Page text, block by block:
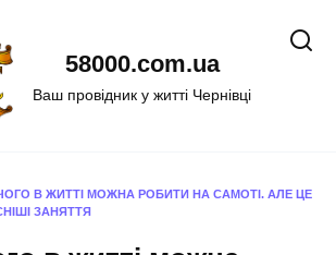
58000.com.ua
Ваш провідник у житті Чернівці
В ЖИТТІ МОЖНА РОБИТИ НА САМОТІ. АЛЕ ЦЕ
ЗАНЯТТЯ